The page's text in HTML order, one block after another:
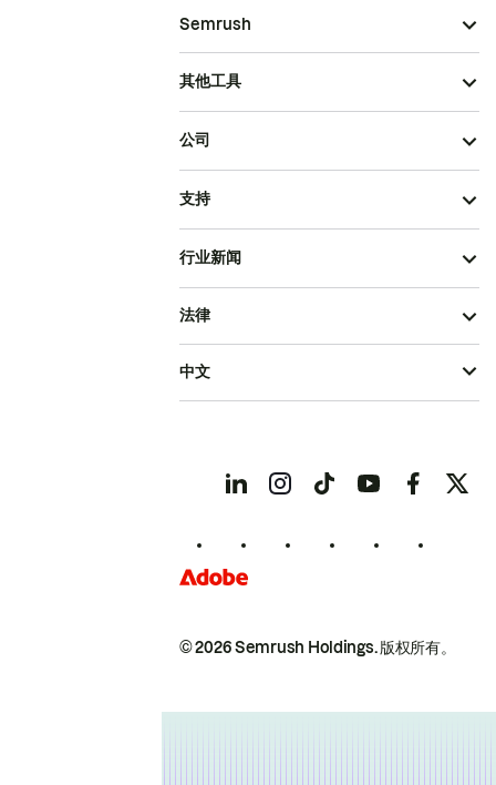
Semrush
其他工具
公司
支持
行业新闻
© 2026 Semrush Holdings.版权所有。
法律
中文